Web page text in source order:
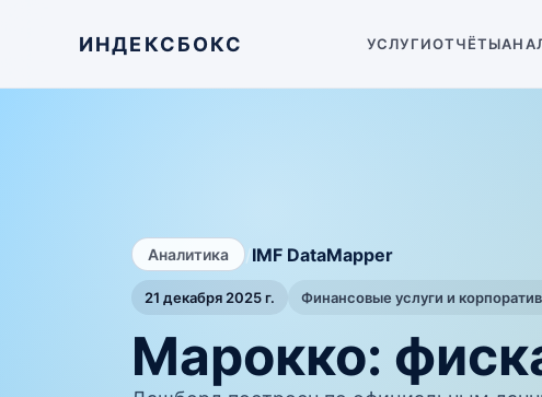
ИНДЕКСБОКС УСЛУГИОТЧЁТЫ
Аналитика /IMF DataMapper
21 декабря 2025 г. Финансовые услуги и
Марокко: